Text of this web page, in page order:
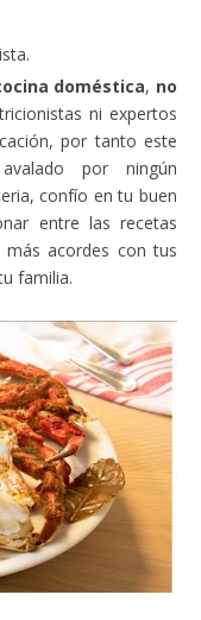
doméstica, no
ni expertos
por tanto este
por ningún
confío en tu buen
entre las recetas
acordes con tus
familia.